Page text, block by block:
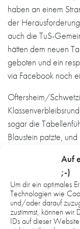
Auf
;-)
Um dir ein optimales
Technologien wie
und/oder darauf
zustimmst, können
IDs auf dieser
haben an einem
der
auch die TuS-
hätten dem neuen
geboten und ein
via Facebook noch
Oftersheim/
sogar die
Blaustein patzte,
entgegen. Die
müssen hingegen
II beträgt zwei
direkten Vergleich
auch noch am